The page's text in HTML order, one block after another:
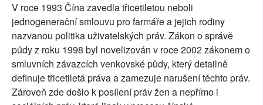
V roce 1993 Čína zavedla třicetiletou neboli
jednogenerační smlouvu pro farmáře a jejich rodiny
nazvanou politika uživatelských práv. Zákon o správě
půdy z roku 1998 byl novelizován v roce 2002 zákonem o
smluvních závazcích venkovské půdy, který detailně
definuje třicetiletá práva a zamezuje narušení těchto práv.
Zároveň zde došlo k posílení práv žen a nepřímo i